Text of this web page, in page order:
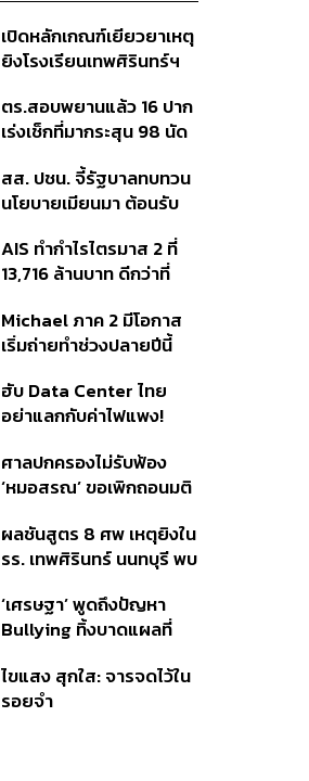
เปิดหลักเกณฑ์เยียวยาเหตุ
ยิงโรงเรียนเทพศิรินทร์ฯ
เจ็บสูงสุด 1 แสน เยียวยา
จิตใจ 5 ระดับ
ตร.สอบพยานแล้ว 16 ปาก
เร่งเช็กที่มากระสุน 98 นัด
ปากคำ
สส. ปชน. จี้รัฐบาลทบทวน
นโยบายเมียนมา ต้อนรับ
สัญญาว่างเปล่า
AIS ทำกำไรไตรมาส 2 ที่
13,716 ล้านบาท ดีกว่าที่
เท่าเดิม เน็ตบ้านโตแรงสุด
7.9%
Michael ภาค 2 มีโอกาส
เริ่มถ่ายทำช่วงปลายปีนี้
ฮับ Data Center ไทย
อย่าแลกกับค่าไฟแพง!
รัฐต้องคุมต้นทุนน้ำ-ไฟ
ศาลปกครองไม่รับฟ้อง
‘หมอสรณ’ ขอเพิกถอนมติ
เดือดร้อนเสียหาย
ผลชันสูตร 8 ศพ เหตุยิงใน
รร. เทพศิรินทร์ นนทบุรี พบ
‘ศีรษะ-หน้าอก’ ครูถูกยิง 4
นัด จากระยะไกล
‘เศรษฐา’ พูดถึงปัญหา
Bullying ทิ้งบาดแผลที่
รับฟัง-ช่วยเด็กให้เร็ว
ไขแสง สุกใส: จารจดไว้ใน
รอยจำ